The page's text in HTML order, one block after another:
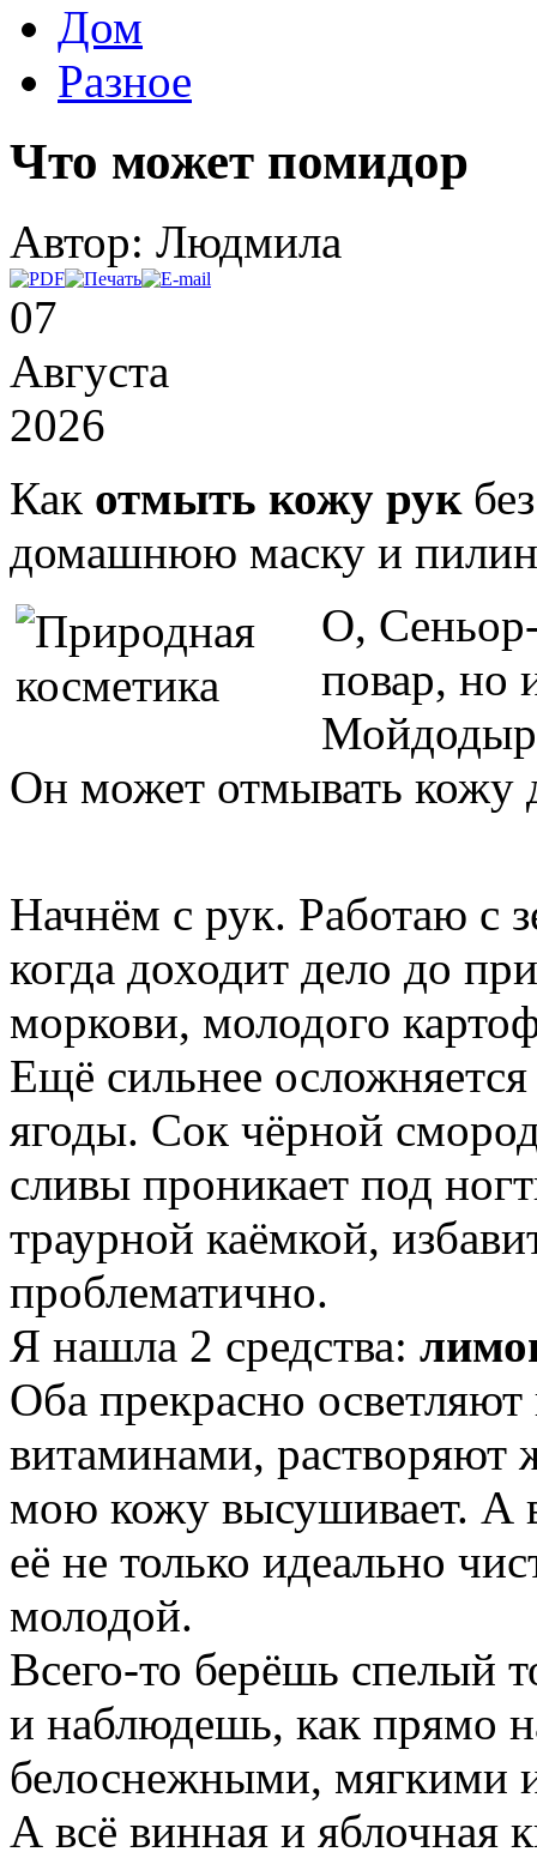
Дом
Разное
Что может помидор
Автор: Людмила
07
Августа
2026
Как отмыть кожу рук
домашнюю маску и
О,
повар,
Он может отмывать кожу
Начнём с рук. Работаю с
когда доходит дело до
моркови, молодого
Ещё сильнее
ягоды. Сок чёрной
сливы проникает под
траурной каёмкой,
проблематично.
Я нашла 2 средства:
Оба прекрасно
витаминами,
мою кожу высушивает. А
её не только идеально
молодой.
Всего-то берёшь спелый
и наблюдешь, как прямо
белоснежными, мягкими
А всё винная и яблочная